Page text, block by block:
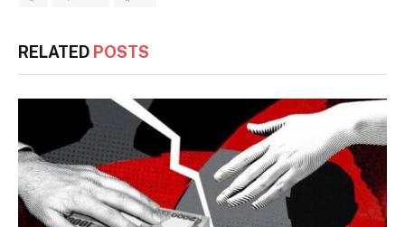
RELATED POSTS